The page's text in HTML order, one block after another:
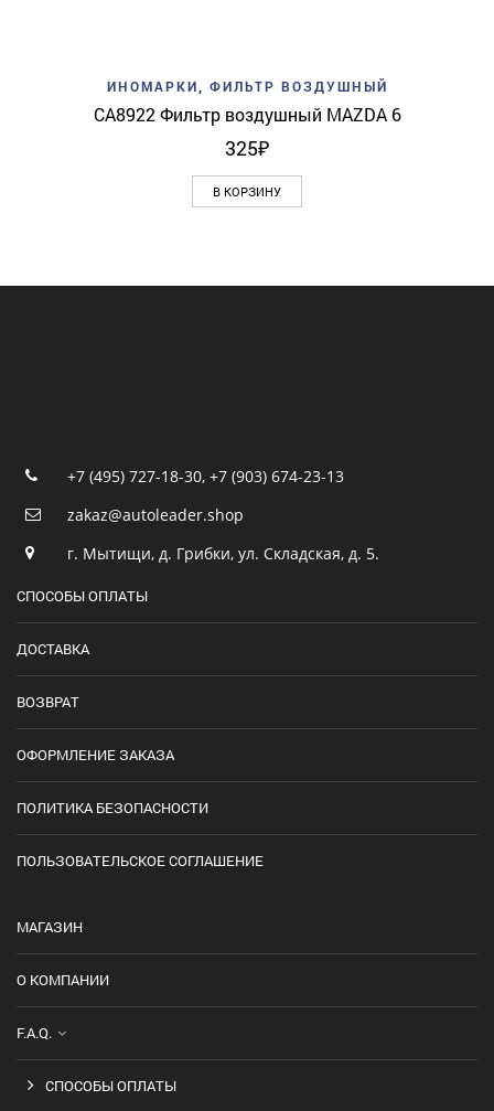
ИНОМАРКИ ФИЛЬТР ВОЗДУШНЫЙ
CA8922 Фильтр воздушный MAZDA 6
325₽
В КОРЗИНУ
+7 (495) 727-18-30, +7 (903) 674-23-13
zakaz@autoleader.shop
г. Мытищи, д. Грибки, ул. Складская, д. 5.
СПОСОБЫ ОПЛАТЫ
ДОСТАВКА
ВОЗВРАТ
ОФОРМЛЕНИЕ ЗАКАЗА
ПОЛИТИКА БЕЗОПАСНОСТИ
ПОЛЬЗОВАТЕЛЬСКОЕ СОГЛАШЕНИЕ
МАГАЗИН
О КОМПАНИИ
F.A.Q.
СПОСОБЫ ОПЛАТЫ